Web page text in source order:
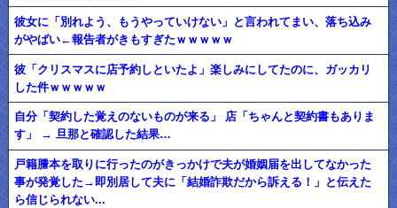
彼女に「別れよう、もうやっていけない」と言われてまい、落ち込み
がやばい←報告者がきもすぎたｗｗｗｗｗ
彼「クリスマスに店予約しといたよ」楽しみにしてたのに、ガッカリ
した件ｗｗｗｗｗ
自分「契約した覚えのないものが来る」 店「ちゃんと契約書もありま
す」 → 旦那と確認した結果…
戸籍謄本を取りに行ったのがきっかけで夫が婚姻届を出してなかった
事が発覚した→即別居して夫に「結婚詐欺だから訴える！」と伝えた
ら信じられない...